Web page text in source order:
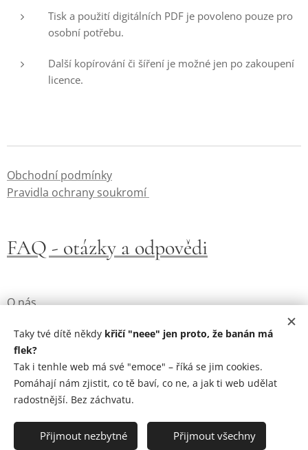
Tisk a použití digitálních PDF je povoleno pouze pro
osobní potřebu.
Další kopírování či šíření je možné jen po zakoupení
licence.
Obchodní podmínky
Pravidla ochrany soukromí
FAQ - otázky a odpovědi
O nás
Cookies
GDPR
Copyright 2025 Emoční pandiště . Všechna práva vyhrazena Cookies
Taky tvé dítě někdy křičí "neee" jen proto, že banán má
flek?
Tak i tenhle web má své "emoce" – říká se jim cookies.
Pomáhají nám zjistit, co tě baví, co ne, a jak ti web udělat
radostnější. Bez záchvatu.
❌ Přijmout nezbytné ✅ Přijmout všechny